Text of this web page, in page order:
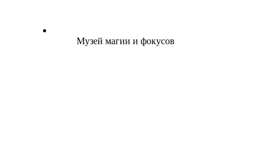
Музей магии и фокусов